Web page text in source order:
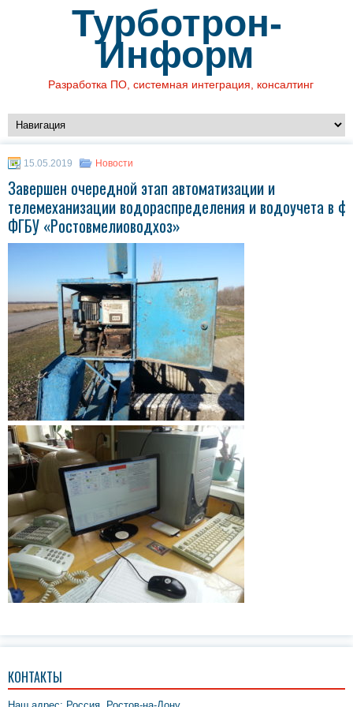
Турботрон-
Информ
Разработка ПО, системная интеграция, консалтинг
15.05.2019 Новости
Завершен очередной этап автоматизации и
телемеханизации водораспределения и водоучета в
ФГБУ «Ростовмелиоводхоз»
КОНТАКТЫ